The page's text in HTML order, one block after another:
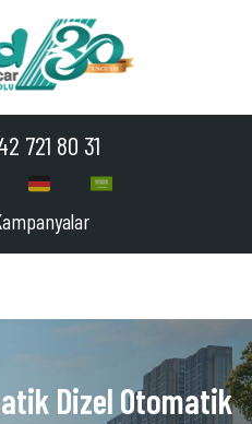
721 80 31
Dizel Otomatik